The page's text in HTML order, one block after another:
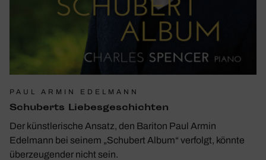
PAUL ARMIN EDELMANN
Schu­berts Liebes­ge­schichten
Der künstlerische Ansatz, den Bariton Paul Armin
Edelmann bei seinem „Schubert Album“ verfolgt, könnte
überzeugender nicht sein.